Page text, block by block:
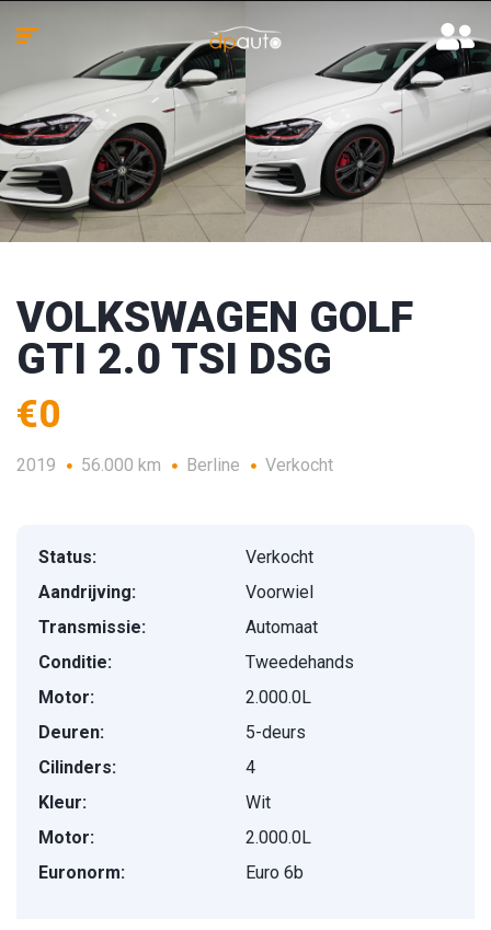
VOLKSWAGEN GOLF
GTI 2.0 TSI DSG
€0
2019 56.000 km Berline Verkocht
Status:
Verkocht
Aandrijving:
Voorwiel
Transmissie:
Automaat
Conditie:
Tweedehands
Motor:
2.000.0L
Deuren:
5-deurs
Cilinders:
4
Kleur:
Wit
Motor:
2.000.0L
Euronorm:
Euro 6b